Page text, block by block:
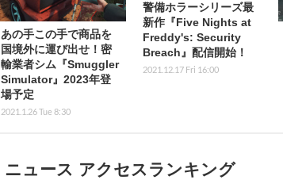
あの手この手で商品を
国境外に運び出せ！密
輸業者シム『Smuggler
Simulator』2023年登
場予定
2021.1.26 Tue 8:30
警備ホラーシリーズ最
新作『Five Nights at
Freddy's: Security
Breach』配信開始！
2021.12.17 Fri 16:00
ニュース アクセスランキング